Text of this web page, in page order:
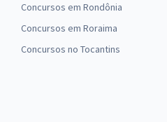
Concursos em Rondônia
Concursos em Roraima
Concursos no Tocantins